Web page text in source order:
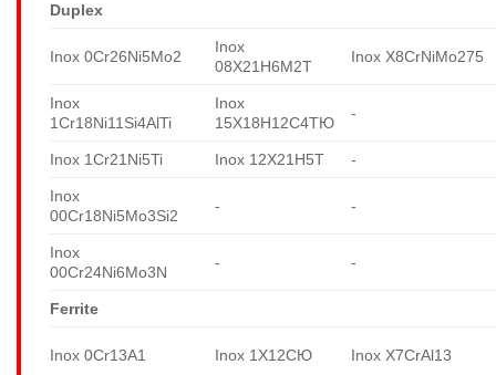
Duplex
Inox 0Cr26Ni5Mo2
Inox
08X21H6M2T
Inox X8CrNiMo275
Inox
1Cr18Ni11Si4AlTi
Inox
15X18H12C4TЮ
-
Inox 1Cr21Ni5Ti Inox 12X21H5T -
Inox
00Cr18Ni5Mo3Si2
- -
Inox
00Cr24Ni6Mo3N
- -
Ferrite
Inox 0Cr13A1 Inox 1X12CЮ Inox X7CrAl13